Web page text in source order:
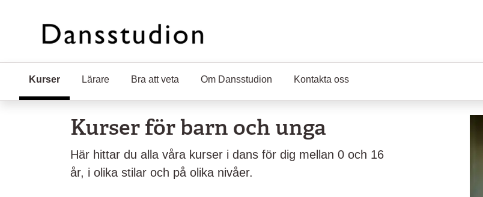
Kurser (Aktuell sida)
Lärare Bra att veta Om Dansstudion Kontakta oss
Kurser för barn och unga
Här hittar du alla våra kurser i dans för dig mellan 0 och 16
år, i olika stilar och på olika nivåer.